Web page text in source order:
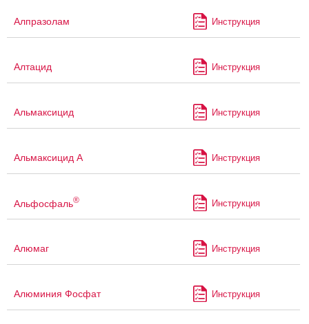
Алпразолам Инструкция
Алтацид Инструкция
Альмаксицид Инструкция
Альмаксицид А Инструкция
Альфосфаль® Инструкция
Алюмаг Инструкция
Алюминия Фосфат Инструкция